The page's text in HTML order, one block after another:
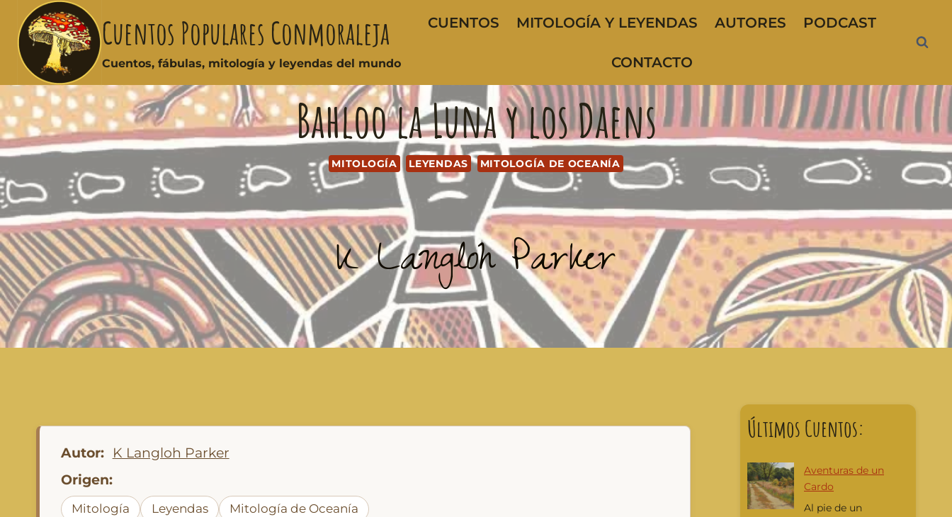
Cuentos Populares Conmoraleja
Cuentos, fábulas, mitología y leyendas del mundo
CUENTOS MITOLOGÍA Y LEYENDAS AUTORES PODCAST
CONTACTO
Bahloo la Luna y los Daens
MITOLOGÍA LEYENDAS MITOLOGÍA DE OCEANÍA
K Langloh Parker
Autor:
K Langloh Parker
Origen:
Mitología Leyendas Mitología de Oceanía
Últimos Cuentos:
Aventuras de un
Cardo
Al pie de un